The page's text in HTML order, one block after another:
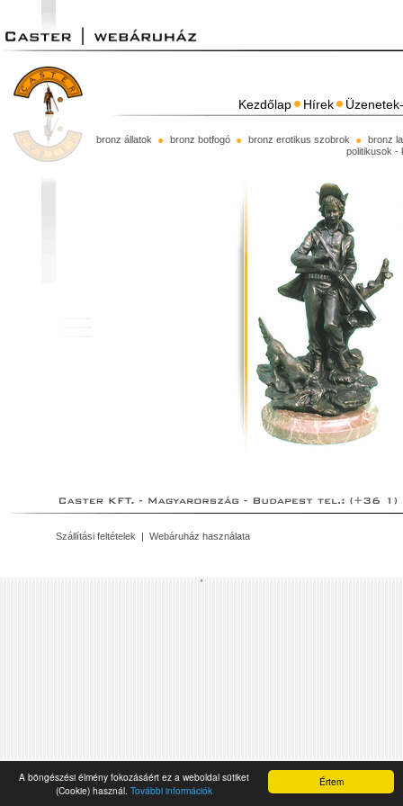
Értem
A böngészési élmény fokozásáért ez a weboldal sütiket
(Cookie) használ. További információk
Kezdőlap Hírek
bronz állatok bronz botfogó bronz erotikus szobrok
bronz
politikusok -
Szállítási feltételek | Webáruház használata
'